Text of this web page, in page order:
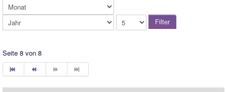
Filter
Seite 8 von 8